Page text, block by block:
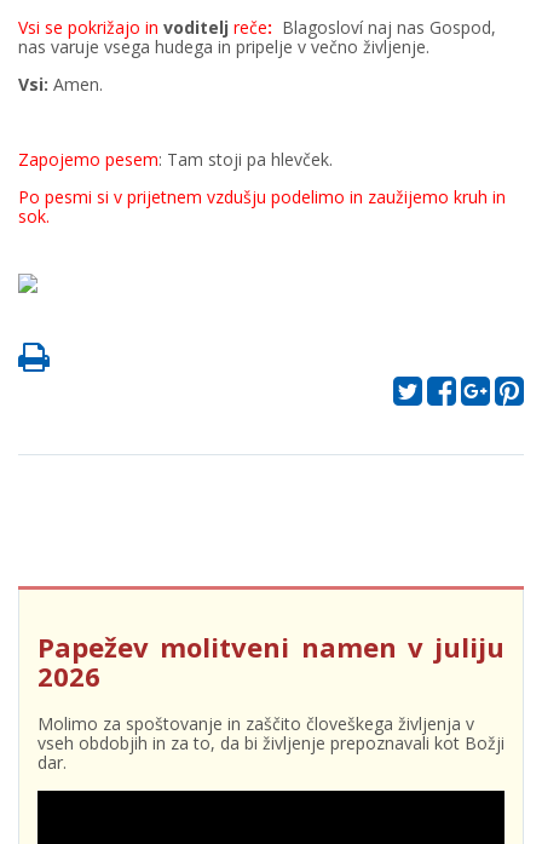
Vsi se pokrižajo in voditelj reče: Blagosloví naj nas Gospod,
nas varuje vsega hudega in pripelje v večno življenje.
Vsi: Amen.
Zapojemo pesem: Tam stoji pa hlevček.
Po pesmi si v prijetnem vzdušju podelimo in zaužijemo kruh in
sok.
Papežev molitveni namen v juliju
2026
Molimo za spoštovanje in zaščito človeškega življenja v
vseh obdobjih in za to, da bi življenje prepoznavali kot Božji
dar.